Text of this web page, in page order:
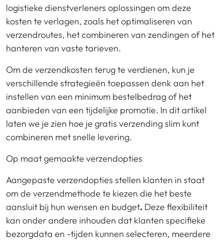
logistieke dienstverleners oplossingen om deze
kosten te verlagen, zoals het optimaliseren van
verzendroutes, het combineren van zendingen of het
hanteren van vaste tarieven.
Om de verzendkosten terug te verdienen, kun je
verschillende strategieën toepassen denk aan het
instellen van een minimum bestelbedrag of het
aanbieden van een tijdelijke promotie. In dit artikel
laten we je zien hoe je gratis verzending slim kunt
combineren met snelle levering.
Op maat gemaakte verzendopties
Aangepaste verzendopties stellen klanten in staat
om de verzendmethode te kiezen die het beste
aansluit bij hun wensen en budget. Deze flexibiliteit
kan onder andere inhouden dat klanten specifieke
bezorgdata en -tijden kunnen selecteren, meerdere